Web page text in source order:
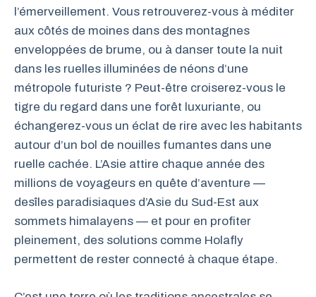
l’émerveillement. Vous retrouverez-vous à méditer
aux côtés de moines dans des montagnes
enveloppées de brume, ou à danser toute la nuit
dans les ruelles illuminées de néons d’une
métropole futuriste ? Peut-être croiserez-vous le
tigre du regard dans une forêt luxuriante, ou
échangerez-vous un éclat de rire avec les habitants
autour d’un bol de nouilles fumantes dans une
ruelle cachée. L’Asie attire chaque année des
millions de voyageurs en quête d’aventure —
desîles paradisiaques d’Asie du Sud-Est aux
sommets himalayens — et pour en profiter
pleinement, des solutions comme Holafly
permettent de rester connecté à chaque étape.